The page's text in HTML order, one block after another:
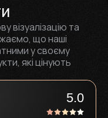
візуалізацію та
що наші
у своєму
які цінують
5.0